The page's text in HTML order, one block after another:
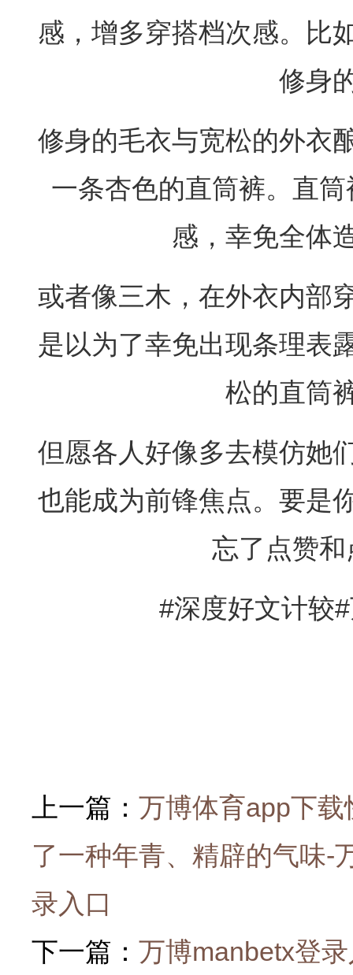
感，增多穿搭档次感。比
修身
修身的毛衣与宽松的外衣
一条杏色的直筒裤。直
感，幸免全体
或者像三木，在外衣内部
是以为了幸免出现条理表
松的直筒
但愿各人好像多去模仿她
也能成为前锋焦点。要是
忘了点赞
#深度好文计较
上一篇： 万博体育app下
了一种年青、精辟的气味-
录入口
下一篇： 万博manbetx登